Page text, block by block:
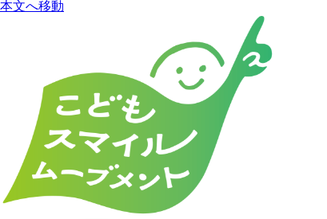
本文へ移動